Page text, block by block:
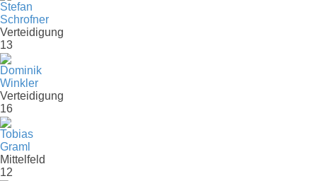
Stefan
Schrofner
Verteidigung
13
Dominik
Winkler
Verteidigung
16
Tobias
Graml
Mittelfeld
12